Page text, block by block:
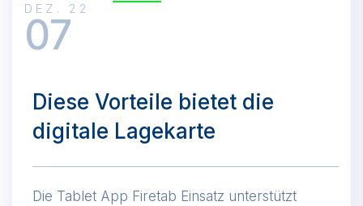
DEZ. 22
07
Diese Vorteile bietet die
digitale Lagekarte
Die Tablet App Firetab Einsatz unterstützt